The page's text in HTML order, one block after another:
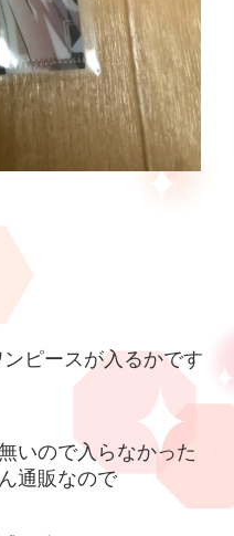
ピースが入るかです
いので入らなかった
通販なので